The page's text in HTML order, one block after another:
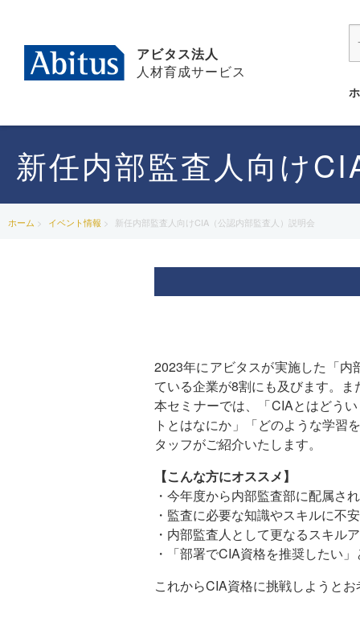
アビタス法人
人材育成サービス
新任内部監査人向け
ホーム イベント情報 新任内部監査人向けCIA（公認内部監査人）説明会
2023年にアビタスが実施した「
ている企業が8割にも及びます。
本セミナーでは、「CIAとはどう
トとはなにか」「どのような学習
タッフがご紹介いたします。
【こんな方にオススメ】
・今年度から内部監査部に配属さ
・監査に必要な知識やスキルに不
・内部監査人として更なるスキル
・「部署でCIA資格を推奨したい
これからCIA資格に挑戦しようと